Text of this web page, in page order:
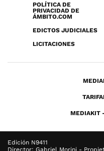
POLÍTICA DE
PRIVACIDAD DE
ÁMBITO.COM
EDICTOS JUDICIALES
LICITACIONES
MEDIAKIT
Edición N9411